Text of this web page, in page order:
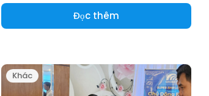
Đọc thêm
Khác